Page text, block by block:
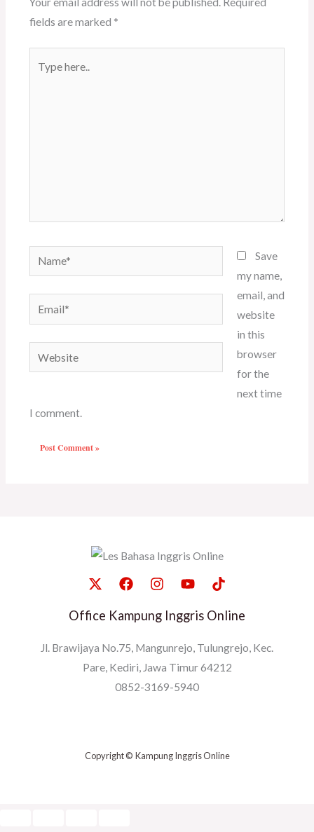
fields are marked *
here..
Name*
Email*
Website
Save
my name,
email, and
website
in this
browser
for the
next time
I comment.
Office Kampung Inggris Online
Jl. Brawijaya No.75, Mangunrejo, Tulungrejo, Kec.
Pare, Kediri, Jawa Timur 64212
0852-3169-5940
Copyright © Kampung Inggris Online